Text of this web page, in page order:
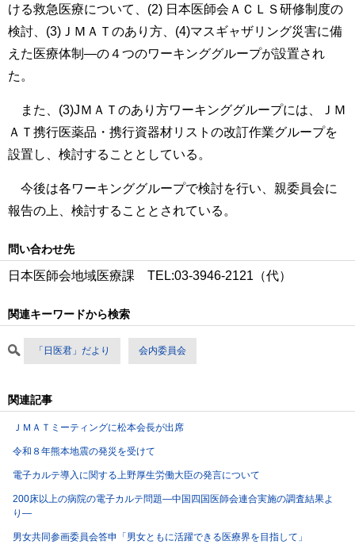
ける救急医療について、(2) 日本医師会ＡＣＬＳ研修制度の
検討、(3)ＪＭＡＴのあり方、(4)マスギャザリング災害に備
えた医療体制―の４つのワーキンググループが設置され
た。
また、(3)JＭＡＴのあり方ワーキンググループには、ＪＭ
ＡＴ携行医薬品・携行資器材リストの改訂作業グループを
設置し、検討することとしている。
今後は各ワーキンググループで検討を行い、親委員会に
報告の上、検討することとされている。
問い合わせ先
日本医師会地域医療課 TEL:03-3946-2121（代）
関連キーワードから検索
「日医君」だより 会内委員会
関連記事
ＪＭＡＴミーティングに松本会長が出席
令和８年熊本地震の発災を受けて
電子カルテ導入に関する上野厚生労働大臣の発言について
200床以上の病院の電子カルテ問題―中国四国医師会連合実施の調査結果よ
り―
男女共同参画委員会答申「男女ともに活躍できる医療界を目指して」